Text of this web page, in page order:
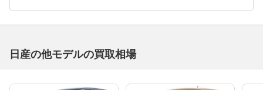
日産の他モデルの買取相場